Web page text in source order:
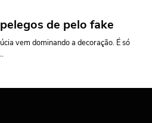
de pelo fake
vem dominando a decoração. É só